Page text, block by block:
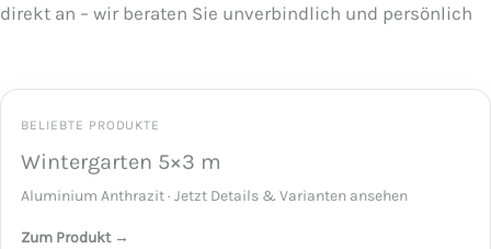
direkt an – wir beraten Sie unverbindlich und persönlich
BELIEBTE PRODUKTE
Wintergarten 5×3 m
Aluminium Anthrazit · Jetzt Details & Varianten ansehen
Zum Produkt →